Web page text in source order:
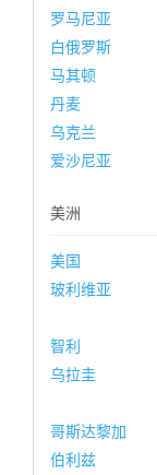
罗马尼亚
白俄罗斯
马其顿
丹麦
乌克兰
爱沙尼亚
美洲
美国
玻利维亚
智利
乌拉圭
哥斯达黎加
伯利兹